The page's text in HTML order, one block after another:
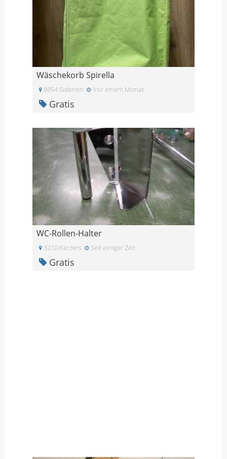
Wäschekorb Spirella
8854 Siebnen Vor einem Monat
Gratis
WC-Rollen-Halter
3210 Kerzers Seit einiger Zeit
Gratis